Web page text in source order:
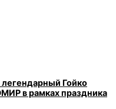
Гойко
в рамках праздника